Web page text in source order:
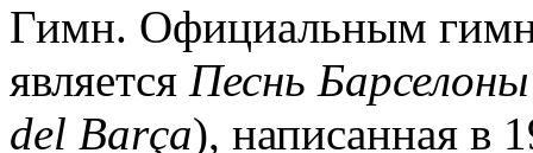
Гимн. Официальным
является Песнь Барселоны
del Barça), написанная в